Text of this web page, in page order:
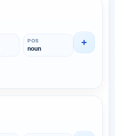
POS
noun
+